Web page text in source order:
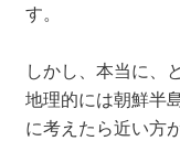
す。
しかし、本当に、
地理的には朝鮮半
に考えたら近い方